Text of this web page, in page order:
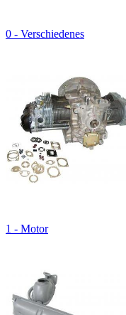
0 - Verschiedenes
1 - Motor